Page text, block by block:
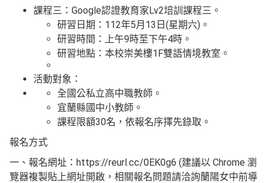
課程三：Google認證教育家Lv2培訓課程三。
研習日期：112年5月13日(星期六)。
研習時間：上午9時至下午4時。
研習地點：本校崇美樓1F雙語情境教室。
活動對象：
全國公私立高中職教師。
宜蘭縣國中小教師。
課程限額30名，依報名序擇先錄取。
報名方式
一、報名網址：https://reurl.cc/0EK0g6 (建議以 Chrome 瀏
覽器複製貼上網址開啟，相關報名問題請洽詢蘭陽女中前導